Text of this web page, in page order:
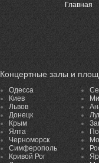
Главная
Концертные залы и
Одесса
Киев
Львов
Донецк
Крым
Ялта
Черноморск
Симферополь
Кривой Рог